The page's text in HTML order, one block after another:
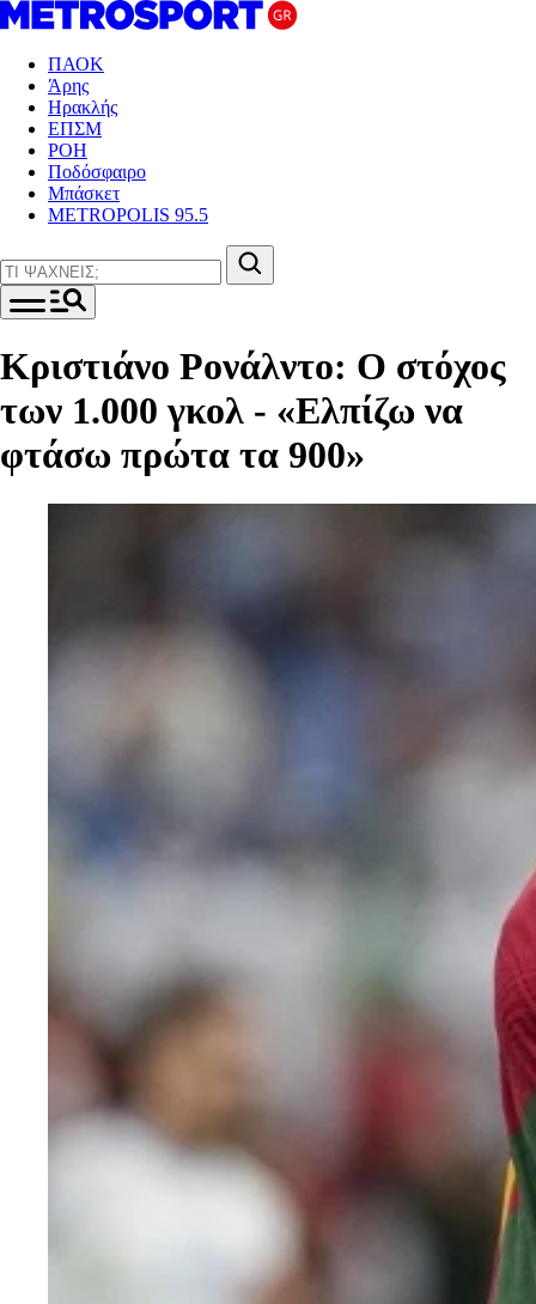
ΠΑΟΚ
Άρης
Ηρακλής
ΕΠΣΜ
ΡΟΗ
Ποδόσφαιρο
Μπάσκετ
METROPOLIS 95.5
Κριστιάνο Ρονάλντο: Ο στόχος
των 1.000 γκολ - «Ελπίζω να
φτάσω πρώτα τα 900»